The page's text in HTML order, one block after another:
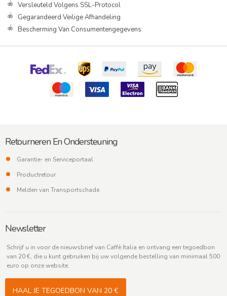
Versleuteld Volgens SSL-Protocol
Gegarandeerd Veilige Afhandeling
Bescherming Van Consumentengegevens
Retourneren En Ondersteuning
Garantie- en Serviceportaal
Productretour
Melden van Transportschade
Newsletter
Schrijf u in voor de nieuwsbrief van Caffè Italia en ontvang een tegoedbon
van 20 €, die u kunt gebruiken bij uw volgende bestelling van minimaal 500
euro op onze website.
HAAL JE TEGOEDBON VAN 20 €